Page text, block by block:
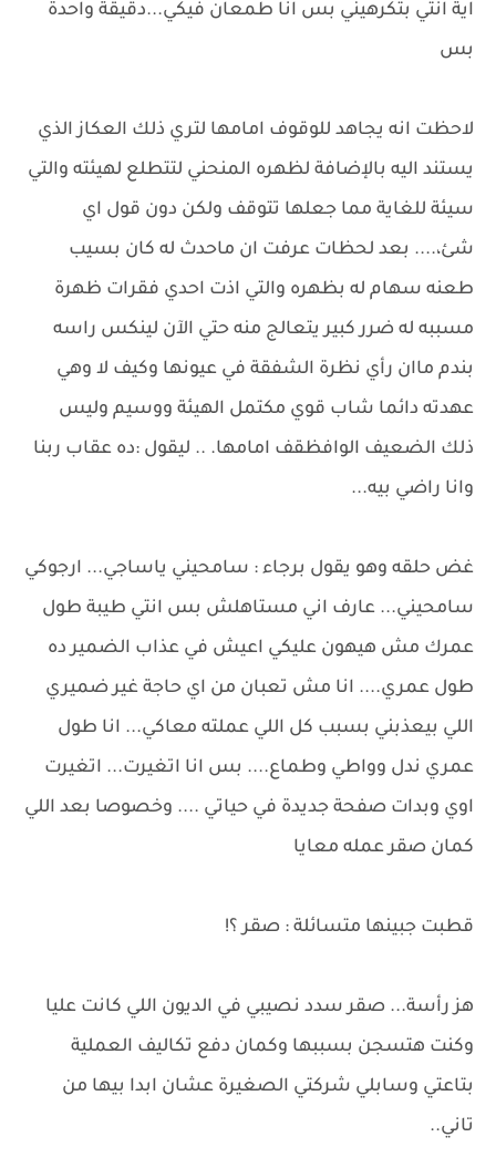
اية انتي بتكرهيني بس انا طمعان فيكي...دقيقة واحدة
بس
لاحظت انه يجاهد للوقوف امامها لتري ذلك العكاز الذي
يستند اليه بالإضافة لظهره المنحني لتتطلع لهيئته والتي
سيئة للغاية مما جعلها تتوقف ولكن دون قول اي
شئ،.... بعد لحظات عرفت ان ماحدث له كان بسيب
طعنه سهام له بظهره والتي اذت احدي فقرات ظهرة
مسببه له ضرر كبير يتعالج منه حتي الآن لينكس راسه
بندم ماان رأي نظرة الشفقة في عيونها وكيف لا وهي
عهدته دائما شاب قوي مكتمل الهيئة ووسيم وليس
ذلك الضعيف الوافظقف امامها. .. ليقول :ده عقاب ربنا
وانا راضي بيه...
غض حلقه وهو يقول برجاء : سامحيني ياساجي... ارجوكي
سامحيني... عارف اني مستاهلش بس انتي طيبة طول
عمرك مش هيهون عليكي اعيش في عذاب الضمير ده
طول عمري.... انا مش تعبان من اي حاجة غير ضميري
اللي بيعذبني بسبب كل اللي عملته معاكي... انا طول
عمري ندل وواطي وطماع.... بس انا اتغيرت... اتغيرت
اوي وبدات صفحة جديدة في حياتي .... وخصوصا بعد اللي
كمان صقر عمله معايا
قطبت جبينها متسائلة : صقر ؟!
هز رأسة... صقر سدد نصيبي في الديون اللي كانت عليا
وكنت هتسجن بسببها وكمان دفع تكاليف العملية
بتاعتي وسابلي شركتي الصغيرة عشان ابدا بيها من
تاني..